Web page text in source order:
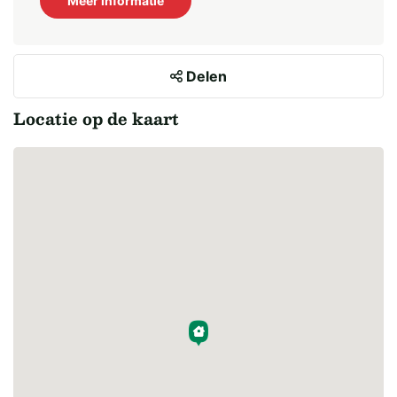
Delen
Locatie op de kaart